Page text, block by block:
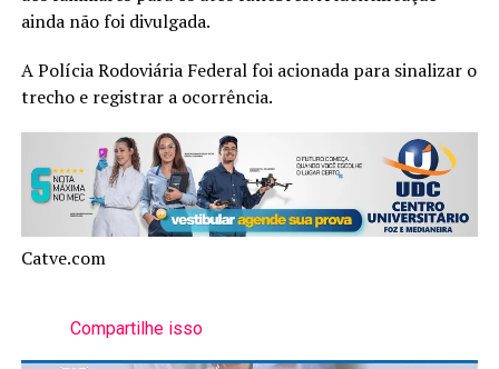
ainda não foi divulgada.
A Polícia Rodoviária Federal foi acionada para sinalizar o
trecho e registrar a ocorrência.
Catve.com
Compartilhe isso